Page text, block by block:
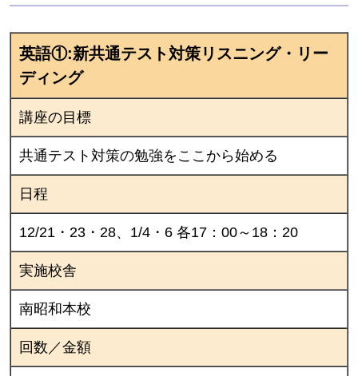
英語①:新共通テスト対策リスニング・リー
ディング
講座の目標
共通テスト対策の勉強をここから始める
日程
12/21・23・28、1/4・6 各17：00～18：20
実施校舎
南昭和本校
回数／金額